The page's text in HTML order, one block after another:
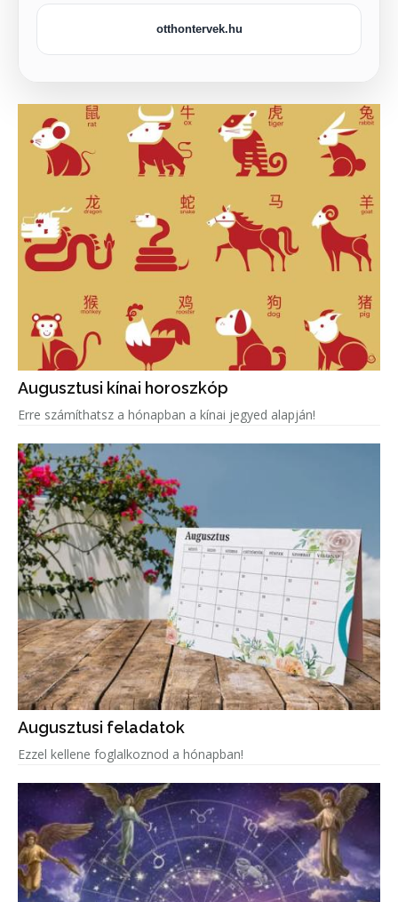
otthontervek.hu
Augusztusi kínai horoszkóp
Erre számíthatsz a hónapban a kínai jegyed alapján!
Augusztusi feladatok
Ezzel kellene foglalkoznod a hónapban!